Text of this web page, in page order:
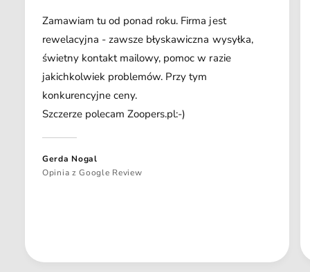
Zamawiam tu od ponad roku. Firma jest
rewelacyjna - zawsze błyskawiczna wysyłka,
świetny kontakt mailowy, pomoc w razie
jakichkolwiek problemów. Przy tym
konkurencyjne ceny.
Szczerze polecam Zoopers.pl:-)
Gerda Nogal
Opinia z Google Review